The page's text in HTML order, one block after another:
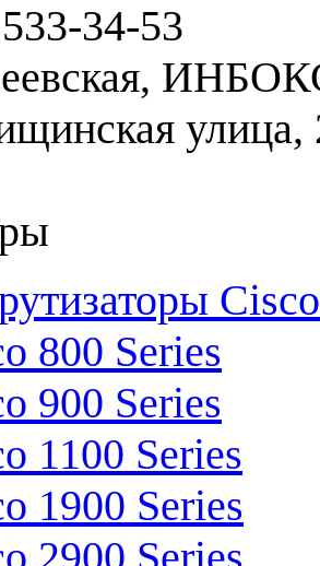
34-53
улица,
Cisco
800 Series
900 Series
1100 Series
1900 Series